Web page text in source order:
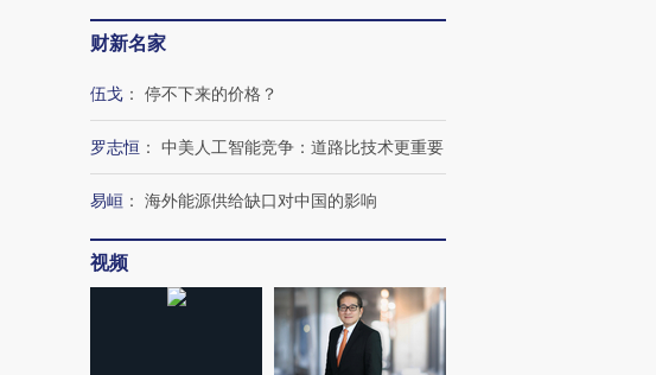
财新名家
伍戈 ： 停不下来的价格？
罗志恒 ： 中美人工智能竞争：道路比技术更重要
易峘 ： 海外能源供给缺口对中国的影响
视频